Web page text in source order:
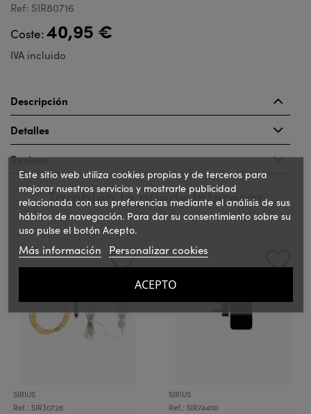
Ref: SIR80716
Coste: 40,95 €
IVA incluido
Descripción
Detalles
Reviews
También te puede interesar
SIRIUS
Ref.: SIR30726
SIRIUS
Ref.: SIR74400
Este sitio web utiliza cookies propias y de terceros para
mejorar nuestros servicios y mostrarle publicidad
relacionada con sus preferencias mediante el análisis de sus
hábitos de navegación. Para dar su consentimiento sobre su
uso pulse el botón Acepto.
Más información Personalizar cookies
ACEPTO